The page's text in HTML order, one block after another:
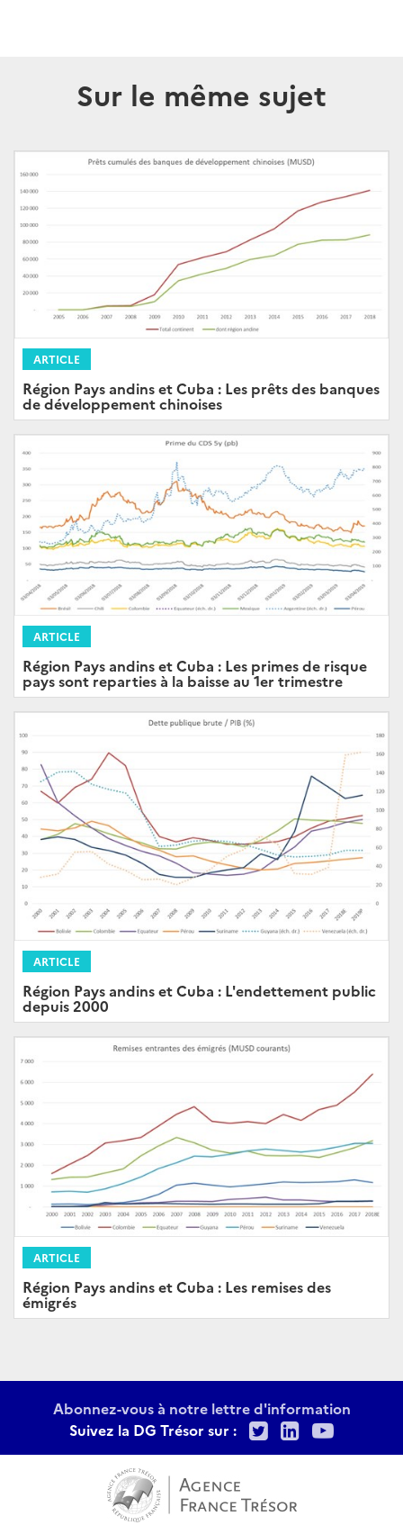
Sur le même sujet
ARTICLE
Région Pays andins et Cuba : Les prêts des banques
de développement chinoises
ARTICLE
Région Pays andins et Cuba : Les primes de risque
pays sont reparties à la baisse au 1er trimestre
ARTICLE
Région Pays andins et Cuba : L'endettement public
depuis 2000
ARTICLE
Région Pays andins et Cuba : Les remises des
émigrés
Abonnez-vous à notre lettre d'information
Suivez la DG Trésor sur :
TwitterLinkedIn